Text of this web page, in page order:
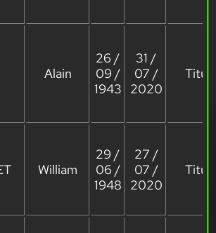
Alain
26 /
09 /
1943
31 /
07 /
2020
William
29 /
06 /
1948
27 /
07 /
2020